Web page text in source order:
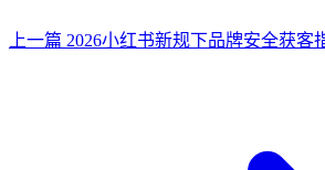
上一篇 2026小红书新规下品牌安全获客